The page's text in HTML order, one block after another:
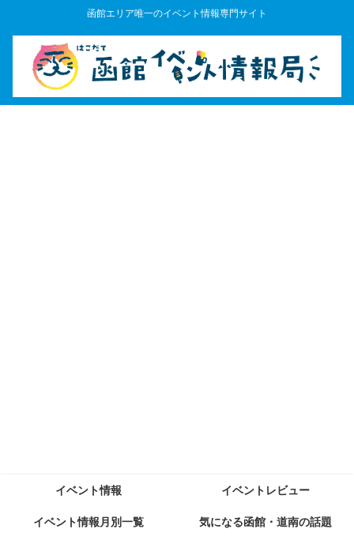
函館エリア唯一のイベント情報専門サイト
イベント情報 イベントレビュー
イベント情報月別一覧 気になる函館・道南の話題